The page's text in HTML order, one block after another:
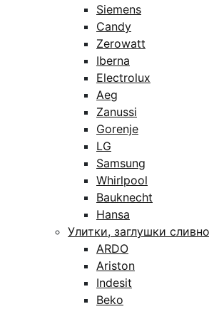
Siemens
Candy
Zerowatt
Iberna
Electrolux
Aeg
Zanussi
Gorenje
LG
Samsung
Whirlpool
Bauknecht
Hansa
Улитки, заглушки
ARDO
Ariston
Indesit
Beko